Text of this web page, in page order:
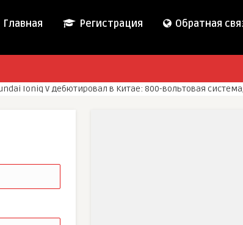
Главная Регистрация Обратная
Ioniq V дебютировал в Китае: 800-вольтовая